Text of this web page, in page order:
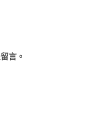
言。